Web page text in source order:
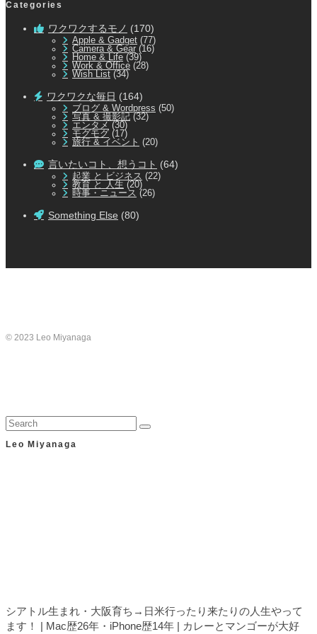
Categories
ワクワクするモノ (170)
Apple & Gadget (77)
Camera & Gear (16)
Home & Life (39)
Work & Office (28)
Wish List (34)
ワクワクな毎日 (164)
ブログ & Wordpress (50)
写真 & 撮影記 (32)
エンタメ (30)
モグモグ (17)
旅行 & イベント (20)
言いたいコト、想うコト (64)
起業 と ビジネス (22)
教育 と 人生 (20)
時事・ニュース (26)
Something Else (80)
© 2023 Leo Miyanaga
Leo Miyanaga
シアトル生まれ・大阪育ち→日米行ったり来たりの人生やって
ます！ | Mac歴26年・iPhone歴14年 | カレーとマンゴーが大好